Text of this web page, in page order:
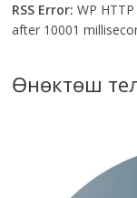
RSS Error: WP
after 10001
Өнөктөш